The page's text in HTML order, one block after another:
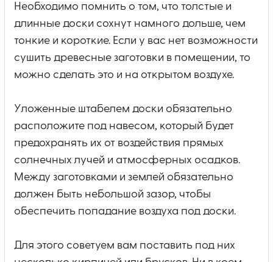
Необходимо помнить о том, что толстые и
длинные доски сохнут намного дольше, чем
тонкие и короткие. Если у вас нет возможности
сушить древесные заготовки в помещении, то
можно сделать это и на открытом воздухе.
Уложенные штабелем доски обязательно
расположите под навесом, который будет
предохранять их от воздействия прямых
солнечных лучей и атмосферных осадков.
Между заготовками и землей обязательно
должен быть небольшой зазор, чтобы
обеспечить попадание воздуха под доски.
Для этого советуем вам поставить под них